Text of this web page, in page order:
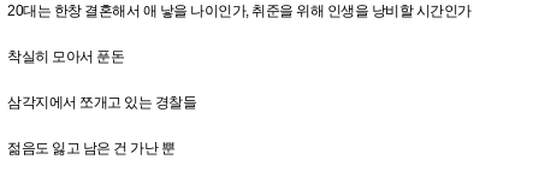
20대는 한창 결혼해서 애 낳을 나이인가, 취준을 위해 인생을 낭비할 시간인가
착실히 모아서 푼돈
삼각지에서 쪼개고 있는 경찰들
젊음도 잃고 남은 건 가난 뿐